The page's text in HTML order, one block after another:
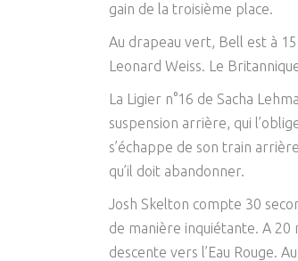
gain de la troisième place.
Au drapeau vert, Bell est à
Leonard Weiss. Le
La Ligier n°16 de Sacha
suspension arrière, qui
s’échappe de son train
qu’il doit abandonner.
Josh Skelton compte 30
de manière inquiétante. A 20
descente vers l’Eau Rouge.